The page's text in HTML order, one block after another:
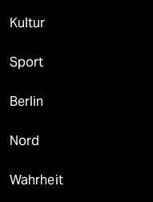
Kultur
Sport
Berlin
Nord
Wahrheit